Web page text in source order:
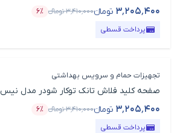
۳٬۲۰۵٬۴۰۰ تومانء۳٬۴۱۰٬۰۰۰تومانء
قیمت محصول
۶٪
درصد تخفیف
پرداخت قسطی
تجهیزات حمام و سرویس بهداشتی
صفحه کلید فلاش تانک توکار شودر مدل نیس
۳٬۲۰۵٬۴۰۰ تومانء۳٬۴۱۰٬۰۰۰تومانء
قیمت محصول
۶٪
درصد تخفیف
پرداخت قسطی